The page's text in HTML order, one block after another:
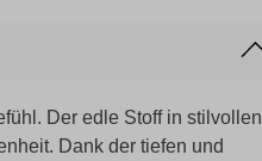
Der edle Stoff in stilvollen
Dank der tiefen und